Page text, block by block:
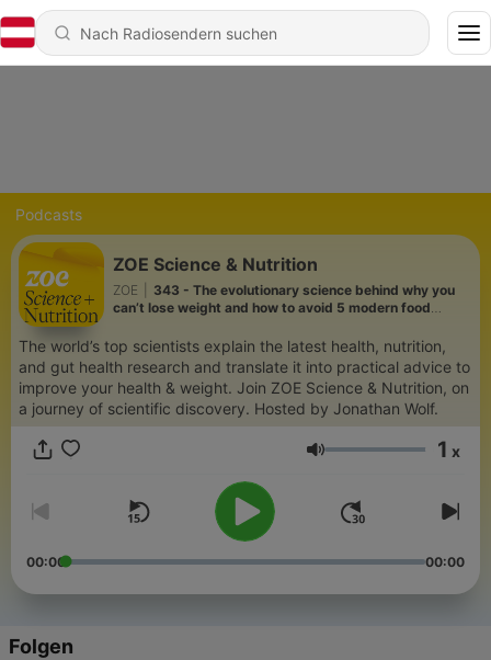
Podcasts
ZOE Science & Nutrition
ZOE
343 - The evolutionary science behind why you
can’t lose weight and how to avoid 5 modern food
The world’s top scientists explain the latest health, nutrition,
and gut health research and translate it into practical advice to
improve your health & weight. Join ZOE Science & Nutrition, on
a journey of scientific discovery. Hosted by Jonathan Wolf.
Lautstärke 1 x
00:00 00:00
Folgen